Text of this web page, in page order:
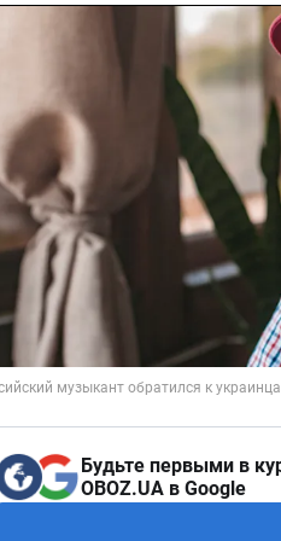
Будьте первыми в
OBOZ.UA в Google